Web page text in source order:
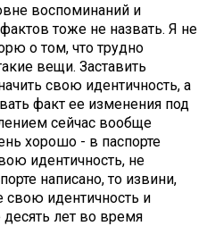
воспоминаний и
тоже не назвать. Я не
о том, что трудно
вещи. Заставить
свою идентичность, а
факт ее изменения под
сейчас вообще
хорошо - в паспорте
идентичность, не
написано, то извини,
свою идентичность и
лет во время